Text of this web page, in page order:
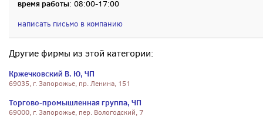
время работы: 08:00-17:00
написать письмо в компанию
Другие фирмы из этой категории:
Кржечковский В. Ю, ЧП
69035, г. Запорожье, пр. Ленина, 151
Торгово-промышленная группа, ЧП
69000, г. Запорожье, пер. Вологодский, 7